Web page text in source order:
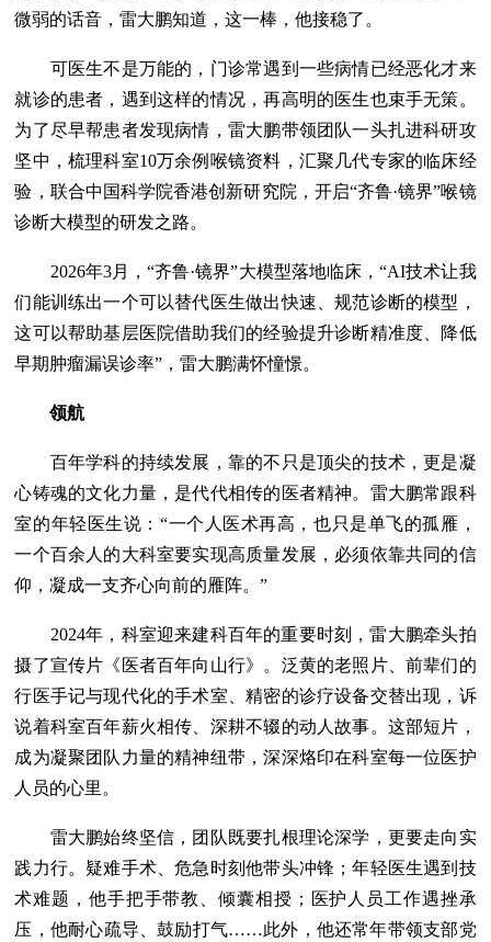
微弱的话音，雷大鹏知道，这一棒，他接稳了。
可医生不是万能的，门诊常遇到一些病情已经恶化才来
就诊的患者，遇到这样的情况，再高明的医生也束手无策。
为了尽早帮患者发现病情，雷大鹏带领团队一头扎进科研攻
坚中，梳理科室10万余例喉镜资料，汇聚几代专家的临床经
验，联合中国科学院香港创新研究院，开启“齐鲁·镜界”喉镜
诊断大模型的研发之路。
2026年3月，“齐鲁·镜界”大模型落地临床，“AI技术让我
们能训练出一个可以替代医生做出快速、规范诊断的模型，
这可以帮助基层医院借助我们的经验提升诊断精准度、降低
早期肿瘤漏误诊率”，雷大鹏满怀憧憬。
领航
百年学科的持续发展，靠的不只是顶尖的技术，更是凝
心铸魂的文化力量，是代代相传的医者精神。雷大鹏常跟科
室的年轻医生说：“一个人医术再高，也只是单飞的孤雁，
一个百余人的大科室要实现高质量发展，必须依靠共同的信
仰，凝成一支齐心向前的雁阵。”
2024年，科室迎来建科百年的重要时刻，雷大鹏牵头拍
摄了宣传片《医者百年向山行》。泛黄的老照片、前辈们的
行医手记与现代化的手术室、精密的诊疗设备交替出现，诉
说着科室百年薪火相传、深耕不辍的动人故事。这部短片，
成为凝聚团队力量的精神纽带，深深烙印在科室每一位医护
人员的心里。
雷大鹏始终坚信，团队既要扎根理论深学，更要走向实
践力行。疑难手术、危急时刻他带头冲锋；年轻医生遇到技
术难题，他手把手带教、倾囊相授；医护人员工作遇挫承
压，他耐心疏导、鼓励打气……此外，他还常年带领支部党